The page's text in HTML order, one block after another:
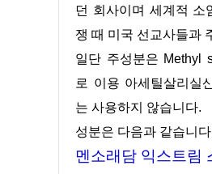
던 회사이며 세계적 소
쟁 때 미국 선교사들과
일단 주성분은 Methyl
로 이용 아세틸살리실
는 사용하지 않습니다.
성분은 다음과 같습니
멘소래담 익스트